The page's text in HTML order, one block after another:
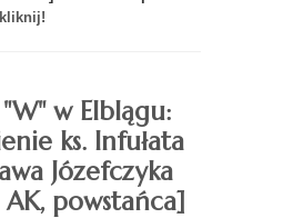
kliknij!
w Elblągu:
ks. Infułata
Józefczyka
AK, powstańca]